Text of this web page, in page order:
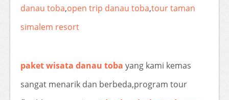
danau toba,open trip danau toba,tour taman
simalem resort
paket wisata danau toba yang kami kemas
sangat menarik dan berbeda,program tour